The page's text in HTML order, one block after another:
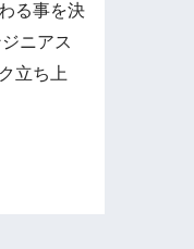
る事を決
ニアス
立ち上